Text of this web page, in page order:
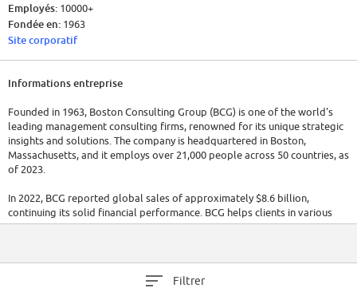
Employés: 10000+
Fondée en: 1963
Site corporatif
Informations entreprise
Founded in 1963, Boston Consulting Group (BCG) is one of the world's
leading management consulting firms, renowned for its unique strategic
insights and solutions. The company is headquartered in Boston,
Massachusetts, and it employs over 21,000 people across 50 countries, as
of 2023.
In 2022, BCG reported global sales of approximately $8.6 billion,
continuing its solid financial performance. BCG helps clients in various
sectors, including technology, energy, healthcare, and finance, to
Filtrer